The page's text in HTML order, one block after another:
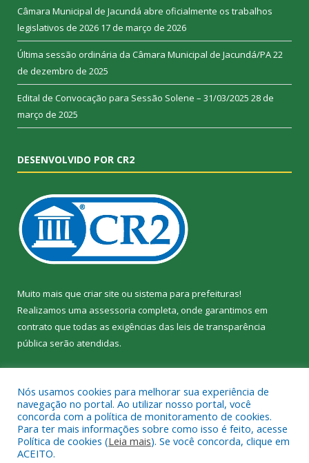
Câmara Municipal de Jacundá abre oficialmente os trabalhos
legislativos de 2026 17 de março de 2026
Última sessão ordinária da Câmara Municipal de Jacundá/PA22
de dezembro de 2025
Edital de Convocação para Sessão Solene – 31/03/2025 28 de
março de 2025
DESENVOLVIDO POR CR2
Muito mais que criar site ou sistema para prefeituras!
Realizamos uma assessoria completa, onde garantimos em
contrato que todas as exigências das leis de transparência
pública serão atendidas.
Todos os direitos reservados a Câmara Municipal de Jacundá.
Nós usamos cookies para melhorar sua experiência de
navegação no portal. Ao utilizar nosso portal, você
concorda com a política de monitoramento de cookies.
Para ter mais informações sobre como isso é feito, acesse
Política de cookies (Leia mais). Se você concorda, clique em
ACEITO.